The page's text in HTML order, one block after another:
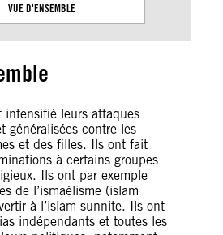
VUE D'ENSEMBLE
intensifié leurs attaques
généralisées contre les
et des filles. Ils ont fait
à certains groupes
Ils ont par exemple
de l’ismaélisme (islam
à l’islam sunnite. Ils ont
indépendants et toutes les